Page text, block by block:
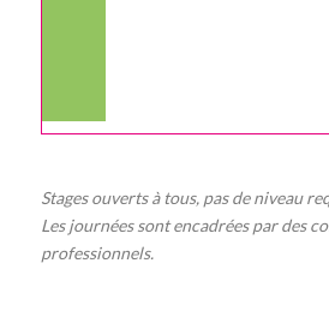
Stages ouverts à tous, pas de niveau
Les journées sont encadrées par des
professionnels.